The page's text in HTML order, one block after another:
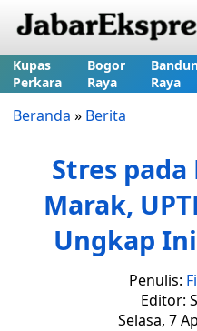
Kupas
Perkara
Bogor
Raya
Raya
Beranda » Berita
Stres pada
Marak,
Ungkap
Penulis:
Editor:
Selasa, 7